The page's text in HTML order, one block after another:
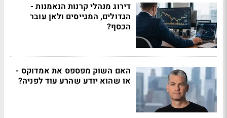
דירוג מנהלי קרנות הנאמנות -
הגדולים, המגייסים ולאן עובר
הכסף?
האם השוק מפספס את אמדוקס -
או שהוא יודע שהרע עוד לפניה?